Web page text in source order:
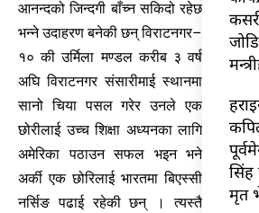
आनन्दको जिन्दगी बाँच्न सकिदो रहेछ
भन्ने उदाहरण बनेकी छन् विराटनगर–
१० की उर्मिला मण्डल करीब ३ वर्ष
अघि विराटनगर संसारीमाई स्थानमा
सानो चिया पसल गरेर उनले एक
छोरीलाई उच्च शिक्षा अध्यनका लागि
अमेरिका पठाउन सफल भइन भने
अर्की एक छोरिलाई भारतमा बिएस्सी
नर्सिङ पढाई रहेकी छन् । त्यस्तै
मृत